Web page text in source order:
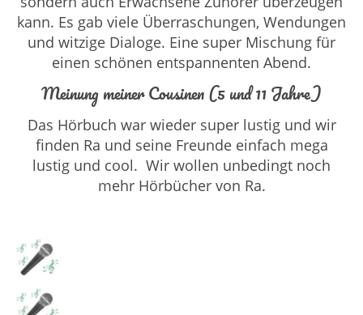
kann. Es gab viele Überraschungen, Wendungen
und witzige Dialoge. Eine super Mischung für
einen schönen entspannenten Abend.
Meinung meiner Cousinen (5 und 11 Jahre)
Das Hörbuch war wieder super lustig und wir
finden Ra und seine Freunde einfach mega
lustig und cool. Wir wollen unbedingt noch
mehr Hörbücher von Ra.